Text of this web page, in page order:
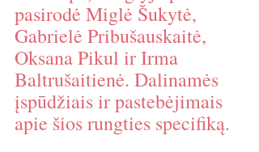
pasirodė Miglė Šukytė,
Gabrielė Pribušauskaitė,
Oksana Pikul ir Irma
Baltrušaitienė. Dalinamės
įspūdžiais ir pastebėjimais
apie šios rungties specifiką.